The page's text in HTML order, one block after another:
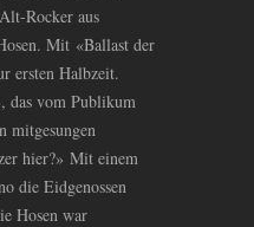
Rocker aus
Mit «Ballast der
ersten Halbzeit.
das vom Publikum
mitgesungen
hier?» Mit einem
die Eidgenossen
Hosen war